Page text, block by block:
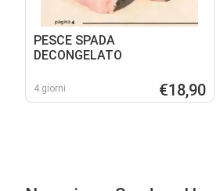
PESCE SPADA
DECONGELATO
4 giorni €18,90